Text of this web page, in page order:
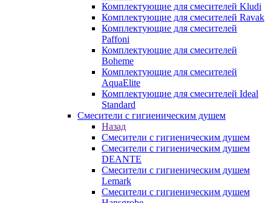
Комплектующие для смесителей Kludi
Комплектующие для смесителей Ravak
Комплектующие для смесителей
Paffoni
Комплектующие для смесителей
Boheme
Комплектующие для смесителей
AquaElite
Комплектующие для смесителей Ideal
Standard
Смесители с гигиеническим душем
Назад
Смесители с гигиеническим душем
Смесители с гигиеническим душем
DEANTE
Смесители с гигиеническим душем
Lemark
Смесители с гигиеническим душем